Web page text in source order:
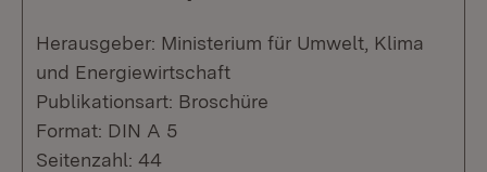
Herausgeber: Ministerium für Umwelt, Klima
und Energiewirtschaft
Publikationsart: Broschüre
Format: DIN A 5
Seitenzahl: 44